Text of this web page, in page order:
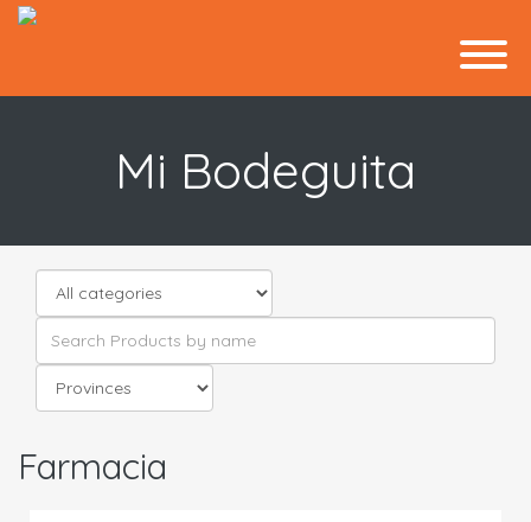
Mi Bodeguita
Farmacia